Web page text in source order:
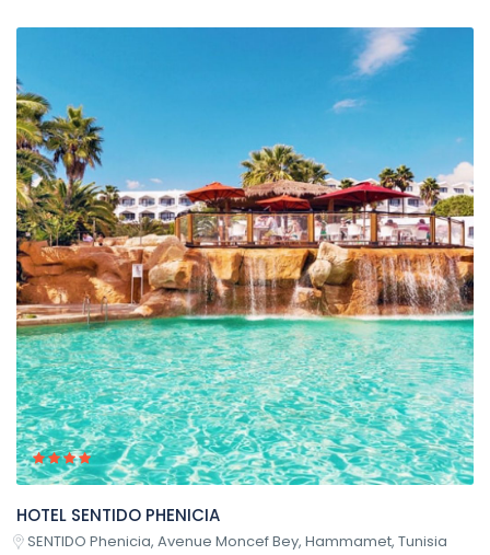
HOTEL SENTIDO PHENICIA
SENTIDO Phenicia, Avenue Moncef Bey, Hammamet, Tunisia